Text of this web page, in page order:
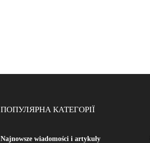
ПОПУЛЯРНА КАТЕГОРІЇ
Najnowsze wiadomości i artykuły